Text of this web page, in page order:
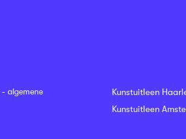
- algemene
Kunstuitleen
Kunstuitleen